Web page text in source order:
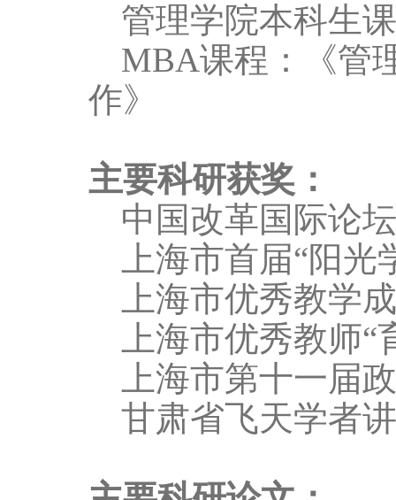
管理学院本科生
MBA课程：《管
作》
主要科研获奖：
中国改革国际论
上海市首届“阳光
上海市优秀教学
上海市优秀教师“
上海市第十一届
甘肃省飞天学者